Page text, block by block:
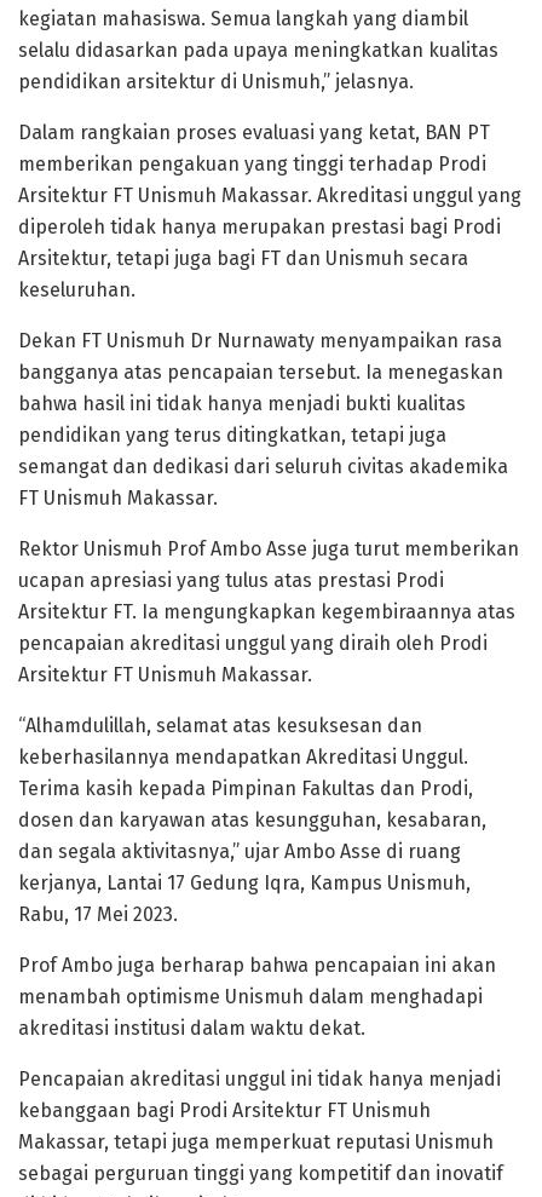
kegiatan mahasiswa. Semua langkah yang diambil
selalu didasarkan pada upaya meningkatkan kualitas
pendidikan arsitektur di Unismuh,” jelasnya.
Dalam rangkaian proses evaluasi yang ketat, BAN PT
memberikan pengakuan yang tinggi terhadap Prodi
Arsitektur FT Unismuh Makassar. Akreditasi unggul yang
diperoleh tidak hanya merupakan prestasi bagi Prodi
Arsitektur, tetapi juga bagi FT dan Unismuh secara
keseluruhan.
Dekan FT Unismuh Dr Nurnawaty menyampaikan rasa
bangganya atas pencapaian tersebut. Ia menegaskan
bahwa hasil ini tidak hanya menjadi bukti kualitas
pendidikan yang terus ditingkatkan, tetapi juga
semangat dan dedikasi dari seluruh civitas akademika
FT Unismuh Makassar.
Rektor Unismuh Prof Ambo Asse juga turut memberikan
ucapan apresiasi yang tulus atas prestasi Prodi
Arsitektur FT. Ia mengungkapkan kegembiraannya atas
pencapaian akreditasi unggul yang diraih oleh Prodi
Arsitektur FT Unismuh Makassar.
“Alhamdulillah, selamat atas kesuksesan dan
keberhasilannya mendapatkan Akreditasi Unggul.
Terima kasih kepada Pimpinan Fakultas dan Prodi,
dosen dan karyawan atas kesungguhan, kesabaran,
dan segala aktivitasnya,” ujar Ambo Asse di ruang
kerjanya, Lantai 17 Gedung Iqra, Kampus Unismuh,
Rabu, 17 Mei 2023.
Prof Ambo juga berharap bahwa pencapaian ini akan
menambah optimisme Unismuh dalam menghadapi
akreditasi institusi dalam waktu dekat.
Pencapaian akreditasi unggul ini tidak hanya menjadi
kebanggaan bagi Prodi Arsitektur FT Unismuh
Makassar, tetapi juga memperkuat reputasi Unismuh
sebagai perguruan tinggi yang kompetitif dan inovatif